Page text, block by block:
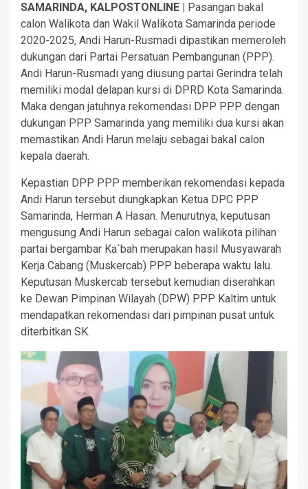
SAMARINDA, KALPOSTONLINE |
Pasangan bakal
calon Walikota dan Wakil Walikota Samarinda periode
2020-2025, Andi Harun-Rusmadi dipastikan memeroleh
dukungan dari Partai Persatuan Pembangunan (PPP).
Andi Harun-Rusmadi yang diusung partai Gerindra telah
memiliki modal delapan kursi di DPRD Kota Samarinda.
Maka dengan jatuhnya rekomendasi DPP PPP dengan
dukungan PPP Samarinda yang memiliki dua kursi akan
memastikan Andi Harun melaju sebagai bakal calon
kepala daerah.
Kepastian DPP PPP memberikan rekomendasi kepada
Andi Harun tersebut diungkapkan Ketua DPC PPP
Samarinda, Herman A Hasan. Menurutnya, keputusan
mengusung Andi Harun sebagai calon walikota pilihan
partai bergambar Ka`bah merupakan hasil Musyawarah
Kerja Cabang (Muskercab) PPP beberapa waktu lalu.
Keputusan Muskercab tersebut kemudian diserahkan
ke Dewan Pimpinan Wilayah (DPW) PPP Kaltim untuk
mendapatkan rekomendasi dari pimpinan pusat untuk
diterbitkan SK.